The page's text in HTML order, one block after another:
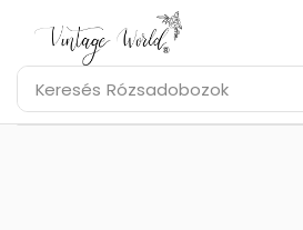
Keresés Rózsadobozok